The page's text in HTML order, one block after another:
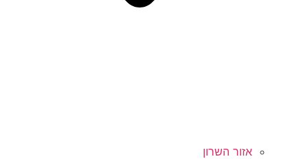
אזור השרון